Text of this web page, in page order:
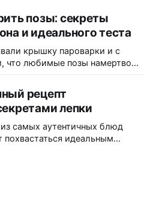
одни называют их
как диаспора адаптирует
и где именно на трассах
свежую партию без
позы: секреты
и идеального теста
крышку пароварки и с
что любимые позы намертво
и безвкусно? Статистика
более 60% новичков
при первом
статье вы
рецепт
лепки
самых аутентичных блюд
идеальным
ошибочно называют) — это не